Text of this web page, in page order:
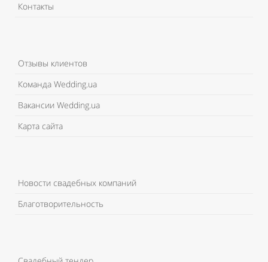
Контакты
Отзывы клиентов
Команда Wedding.ua
Вакансии Wedding.ua
Карта сайта
Новости свадебных компаний
Благотворительность